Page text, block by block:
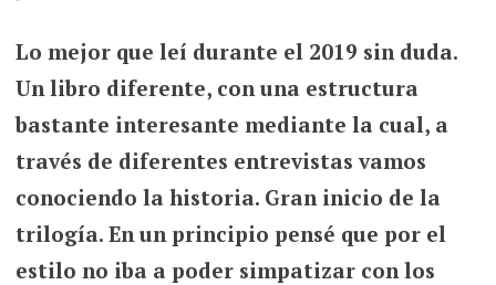
Lo mejor que leí durante el 2019 sin duda.
Un libro diferente, con una estructura
bastante interesante mediante la cual, a
través de diferentes entrevistas vamos
conociendo la historia. Gran inicio de la
trilogía. En un principio pensé que por el
estilo no iba a poder simpatizar con los